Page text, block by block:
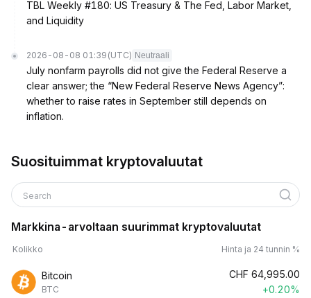
TBL Weekly #180: US Treasury & The Fed, Labor Market,
and Liquidity
2026-08-08 01:39 (UTC) Neutraali
July nonfarm payrolls did not give the Federal Reserve a
clear answer; the “New Federal Reserve News Agency”:
whether to raise rates in September still depends on
inflation.
Suosituimmat kryptovaluutat
Search
Markkina-arvoltaan suurimmat kryptovaluutat
Kolikko Hinta ja 24 tunnin %
Bitcoin
BTC
CHF 64,995.00
+0.20%